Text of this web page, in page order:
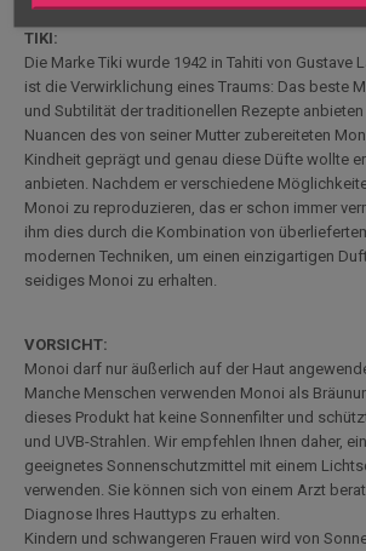
TIKI:
Die Marke Tiki wurde 1942 in Tahiti von Gustave
ist die Verwirklichung eines Traums: Das beste
und Subtilität der traditionellen Rezepte
Nuancen des von seiner Mutter zubereiteten
Kindheit geprägt und genau diese Düfte wollte
anbieten. Nachdem er verschiedene
Monoi zu reproduzieren, das er schon immer
ihm dies durch die Kombination von
modernen Techniken, um einen einzigartigen
seidiges Monoi zu erhalten.
VORSICHT:
Monoi darf nur äußerlich auf der Haut
Manche Menschen verwenden Monoi als
dieses Produkt hat keine Sonnenfilter und
und UVB-Strahlen. Wir empfehlen Ihnen daher,
geeignetes Sonnenschutzmittel mit einem
verwenden. Sie können sich von einem Arzt
Diagnose Ihres Hauttyps zu erhalten.
Kindern und schwangeren Frauen wird von